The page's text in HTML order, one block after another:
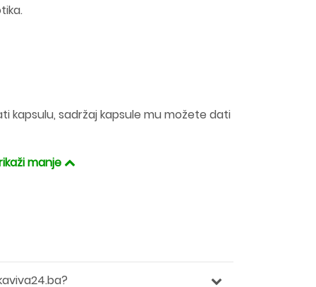
kapsulu, sadržaj kapsule mu možete dati
manje